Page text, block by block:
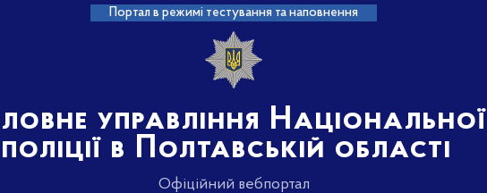
Портал в режимі тестування та наповнення
управління Національної
поліції в Полтавській області
Офіційний вебпортал